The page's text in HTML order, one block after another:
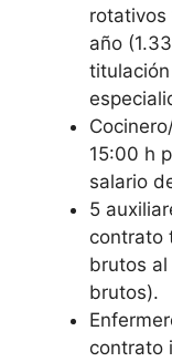
rotativos
año
15:00 h
salario
5
contrato
brutos al
brutos).
contrato